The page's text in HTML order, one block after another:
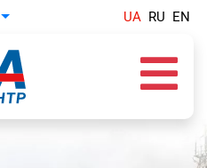
Toggle Dropdown UA RU EN